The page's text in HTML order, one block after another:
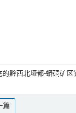
黔西北垭都-蟒硐矿区
篇